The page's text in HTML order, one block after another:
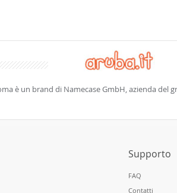
è un brand di Namecase GmbH, azienda del
Supporto
FAQ
Contatti